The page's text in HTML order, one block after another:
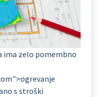
ima zelo pomembno
s stroški